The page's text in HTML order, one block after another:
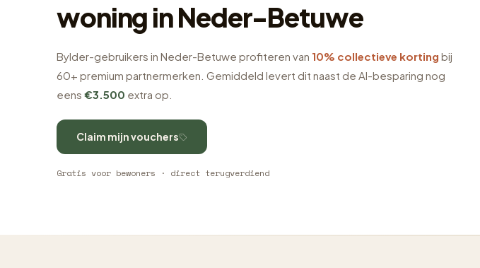
woning in Neder-Betuwe
Bylder-gebruikers in Neder-Betuwe profiteren van 10% collectieve korting bij
60+ premium partnermerken. Gemiddeld levert dit naast de AI-besparing nog
eens €3.500 extra op.
Claim mijn vouchers
Gratis voor bewoners · direct terugverdiend